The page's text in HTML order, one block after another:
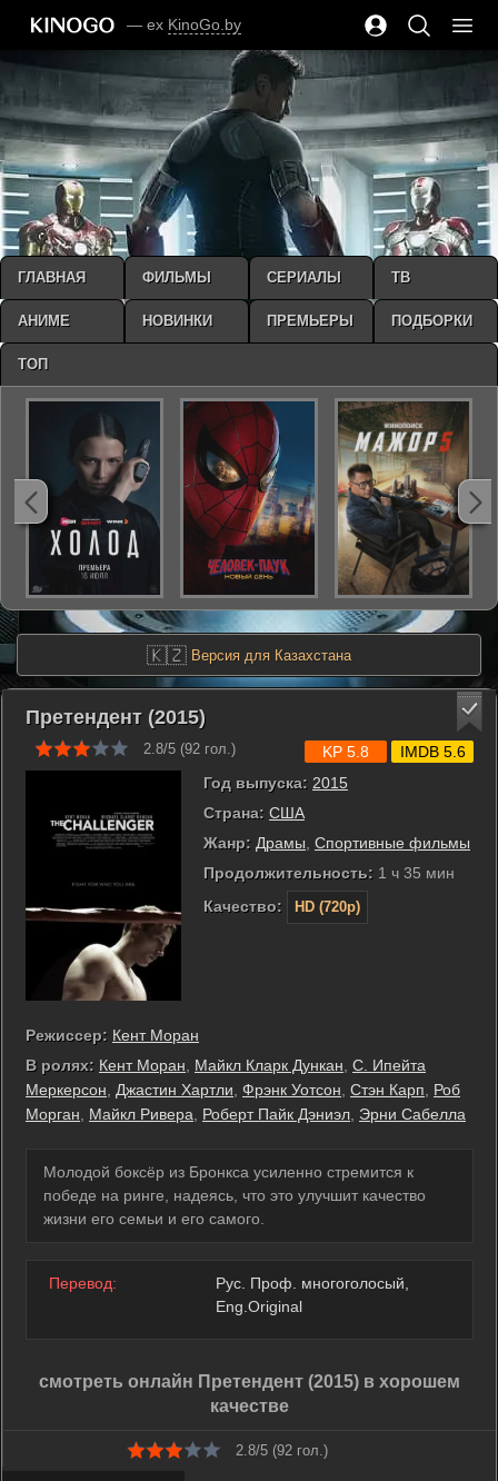
— ex KinoGo.by
🇰🇿 Версия для Казахстана
Претендент (2015)
2.8/5 (92 гол.)
Год выпуска: 2015
Страна: США
Жанр: Драмы Спортивные фильмы
Продолжительность: 1 ч 35 мин
Качество:
HD (720p)
KP 5.8 IMDB 5.6
Режиссер: Кент Моран
В ролях: Кент Моран Майкл Кларк Дункан С. Ипейта
Меркерсон
Джастин Хартли Фрэнк Уотсон Стэн Карп
Роб
Морган
Майкл Ривера Роберт Пайк Дэниэл Эрни Сабелла
Молодой боксёр из Бронкса усиленно стремится к
победе на ринге, надеясь, что это улучшит качество
жизни его семьи и его самого.
Перевод:
Рус. Проф. многоголосый,
Eng.Original
смотреть онлайн Претендент (2015) в хорошем
качестве
2.8/5 (92 гол.)
ГЛАВНАЯ ФИЛЬМЫ СЕРИАЛЫ ТВ
АНИМЕ НОВИНКИ ПРЕМЬЕРЫ ПОДБОРКИ
ТОП